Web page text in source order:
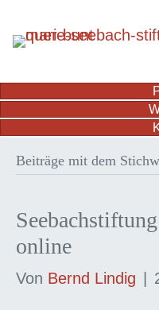
Beiträge mit dem
online
Von Bernd Lindig